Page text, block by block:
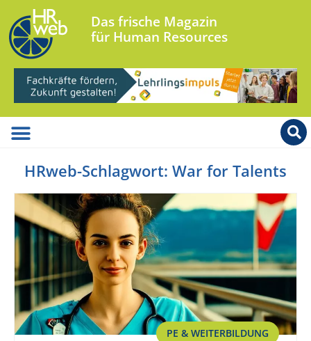
Das frische Magazin
für Human Resources
HRweb-Schlagwort: War for Talents
PE & WEITERBILDUNG